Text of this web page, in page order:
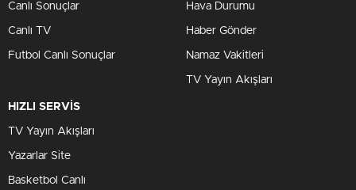
Canlı Sonuçlar
Canlı TV
Futbol Canlı Sonuçlar
Hava Durumu
Haber Gönder
Namaz Vakitleri
TV Yayın Akışları
HIZLI SERVİS
TV Yayın Akışları
Yazarlar Site
Basketbol Canlı